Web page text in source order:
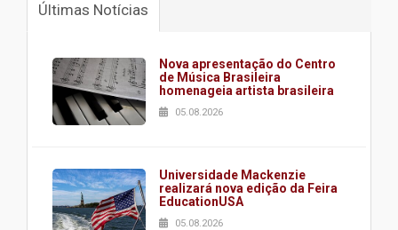
Últimas Notícias
Nova apresentação do Centro
de Música Brasileira
homenageia artista brasileira
05.08.2026
Universidade Mackenzie
realizará nova edição da Feira
EducationUSA
05.08.2026